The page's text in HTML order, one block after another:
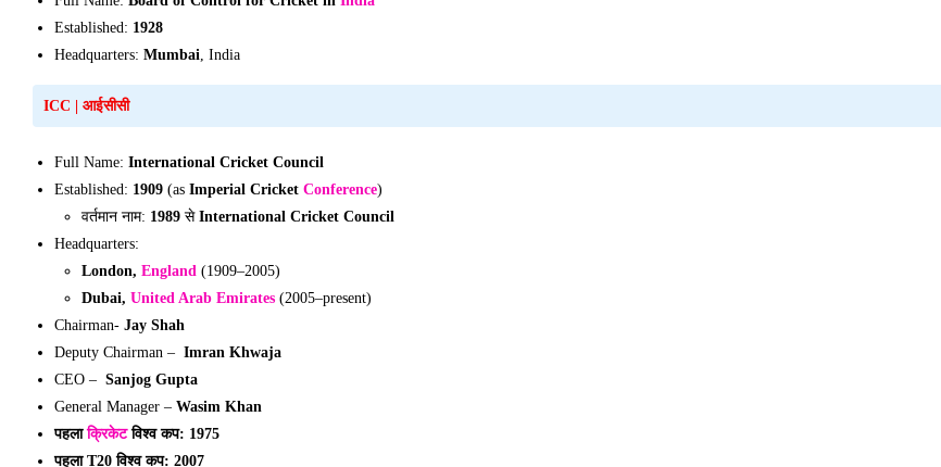
Established: 1928
Headquarters: Mumbai, India
ICC आईसीसी
Full Name: International Cricket Council
Established: 1909 (as Imperial Cricket Conference)
वर्तमान नाम: 1989 सेInternational Cricket Council
Headquarters:
London, England (1909–2005)
Dubai, United Arab Emirates (2005–present)
Chairman- Jay Shah
Deputy Chairman – Imran Khwaja
CEO – Sanjog Gupta
General Manager – Wasim Khan
पहलाक्रिकेटविश्व कप: 1975
पहला T20 विश्व कप: 2007